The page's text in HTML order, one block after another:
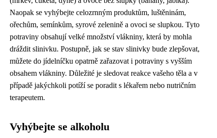
Naopak se vyhýbejte celozrnným produktům, luštěninám,
ořechům, semínkům, syrové zelenině a ovoci se slupkou. Tyto
potraviny obsahují velké množství vlákniny, která by mohla
dráždit slinivku. Postupně, jak se stav slinivky bude zlepšovat,
můžete do jídelníčku opatrně zařazovat i potraviny s vyšším
obsahem vlákniny. Důležité je sledovat reakce vašeho těla a v
případě jakýchkoli potíží se poradit s lékařem nebo nutričním
terapeutem.
Vyhýbejte se alkoholu